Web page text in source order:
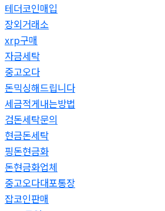
테더코인매입
장외거래소
xrp구매
자금세탁
중고오다
돈믹싱해드립니다
세금적게내는방법
검돈세탁문의
현금돈세탁
핑돈현금화
돈현금화업체
중고오다대포통장
잡코인판매